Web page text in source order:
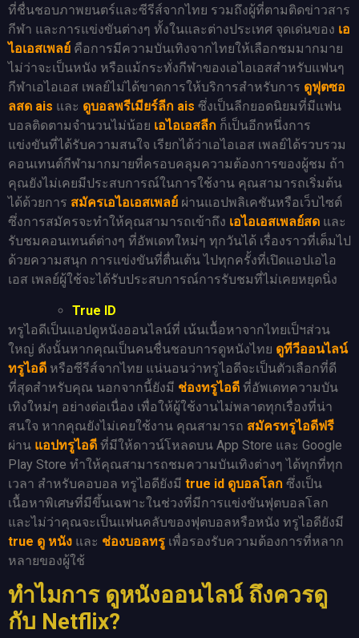
ที่ชื่นชอบภาพยนตร์และซีรีส์จากไทย รวมถึงผู้ที่ตามติดข่าวสาร
กีฬา และการแข่งขันต่างๆ ทั้งในและต่างประเทศ จุดเด่นของ เอ
ไอเอสเพลย์ คือการมีความบันเทิงจากไทยให้เลือกชมมากมาย
ไม่ว่าจะเป็นหนัง หรือแม้กระทั่งกีฬาของเอไอเอสสำหรับแฟนๆ
กีฬาเอไอเอส เพลย์ไม่ได้ขาดการให้บริการสำหรับการ ดูฟุตซอ
ลสด ais และ ดูบอลพรีเมียร์ลีก ais ซึ่งเป็นลีกยอดนิยมที่มีแฟน
บอลติดตามจำนวนไม่น้อย เอไอเอสลีก ก็เป็นอีกหนึ่งการ
แข่งขันที่ได้รับความสนใจ เรียกได้ว่าเอไอเอส เพลย์ได้รวบรวม
คอนเทนต์กีฬามากมายที่ครอบคลุมความต้องการของผู้ชม ถ้า
คุณยังไม่เคยมีประสบการณ์ในการใช้งาน คุณสามารถเริ่มต้น
ได้ด้วยการ สมัครเอไอเอสเพลย์ ผ่านแอปพลิเคชันหรือเว็บไซต์
ซึ่งการสมัครจะทำให้คุณสามารถเข้าถึง เอไอเอสเพลย์สด และ
รับชมคอนเทนต์ต่างๆ ที่อัพเดทใหม่ๆ ทุกวันได้ เรื่องราวที่เต็มไป
ด้วยความสนุก การแข่งขันที่ตื่นเต้น ไปทุกครั้งที่เปิดแอปเอไอ
เอส เพลย์ผู้ใช้จะได้รับประสบการณ์การรับชมที่ไม่เคยหยุดนิ่ง
True ID
ทรูไอดีเป็นแอปดูหนังออนไลน์ที่ เน้นเนื้อหาจากไทยเป็ฯส่วน
ใหญ่ ดังนั้นหากคุณเป็นคนชื่นชอบการดูหนังไทย ดูทีวีออนไลน์
ทรูไอดี หรือซีรีส์จากไทย แน่นอนว่าทรูไอดีจะเป็นตัวเลือกที่ดี
ที่สุดสำหรับคุณ นอกจากนี้ยังมี ช่องทรูไอดี ที่อัพเดทความบัน
เทิงใหม่ๆ อย่างต่อเนื่อง เพื่อให้ผู้ใช้งานไม่พลาดทุกเรื่องที่น่า
สนใจ หากคุณยังไม่เคยใช้งาน คุณสามารถ สมัครทรูไอดีฟรี
ผ่าน แอปทรูไอดี ที่มีให้ดาวน์โหลดบน App Store และ Google
Play Store ทำให้คุณสามารถชมความบันเทิงต่างๆ ได้ทุกที่ทุก
เวลา สำหรับคอบอล ทรูไอดียังมี true id ดูบอลโลก ซึ่งเป็น
เนื้อหาพิเศษที่มีขึ้นเฉพาะในช่วงที่มีการแข่งขันฟุตบอลโลก
และไม่ว่าคุณจะเป็นแฟนคลับของฟุตบอลหรือหนัง ทรูไอดียังมี
true ดู หนัง และ ช่องบอลทรู เพื่อรองรับความต้องการที่หลาก
หลายของผู้ใช้
ทำไมการ ดูหนังออนไลน์ ถึงควรดู
กับ Netflix?